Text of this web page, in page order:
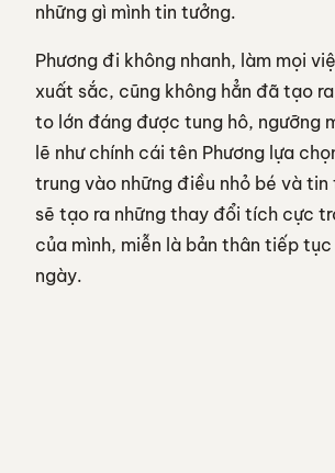
những gì mình tin tưởng.
Phương đi không nhanh, làm mọi
xuất sắc, cũng không hẳn đã tạo
to lớn đáng được tung hô, ngưỡng
lẽ như chính cái tên Phương lựa
trung vào những điều nhỏ bé và tin
sẽ tạo ra những thay đổi tích cực
của mình, miễn là bản thân tiếp
ngày.